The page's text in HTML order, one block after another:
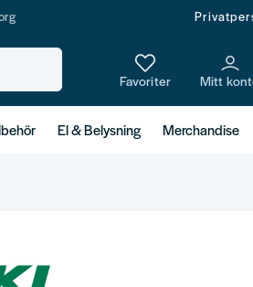
El & Belysning Merchandise